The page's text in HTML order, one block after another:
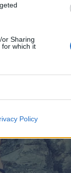
Sharing
which it
Policy